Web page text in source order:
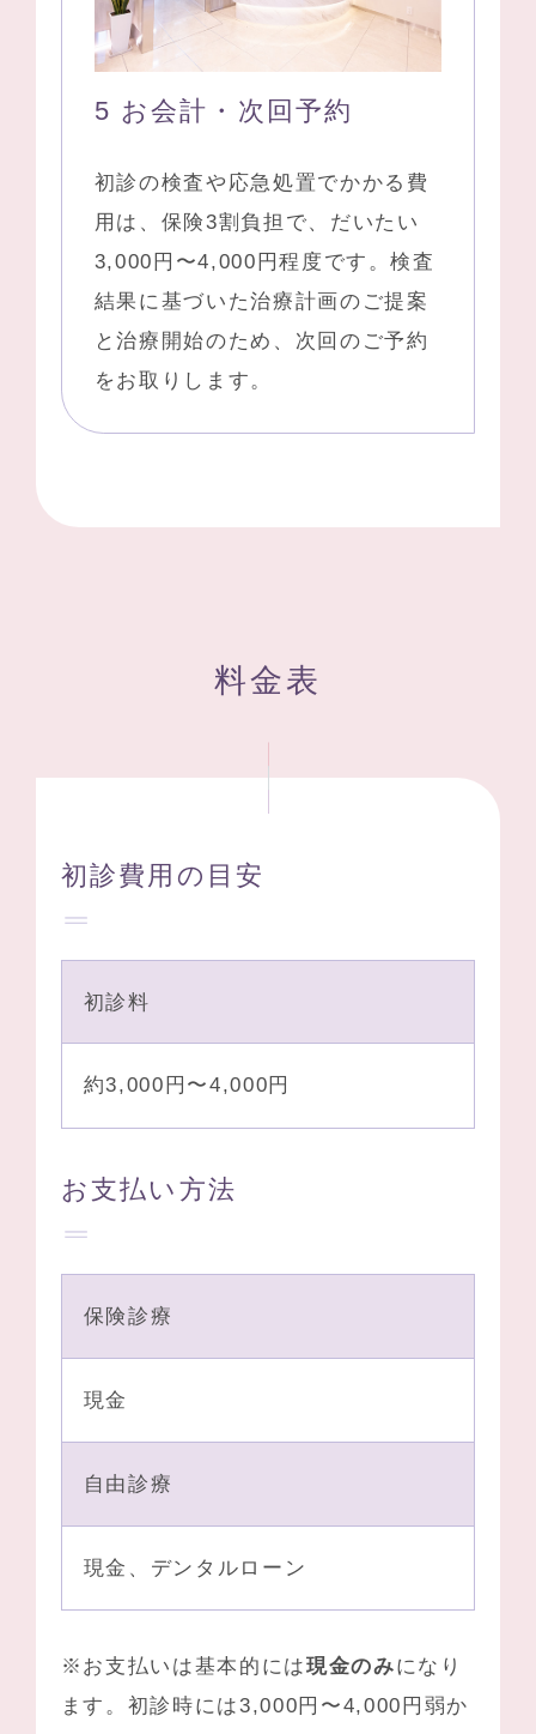
5 お会計・次回予約
初診の検査や応急処置でかかる費
用は、保険3割負担で、だいたい
3,000円〜4,000円程度です。検査
結果に基づいた治療計画のご提案
と治療開始のため、次回のご予約
をお取りします。
料金表
初診費用の目安
初診料
約3,000円〜4,000円
お支払い方法
保険診療
現金
自由診療
現金、デンタルローン
※お支払いは基本的には現金のみになり
ます。初診時には3,000円〜4,000円弱か